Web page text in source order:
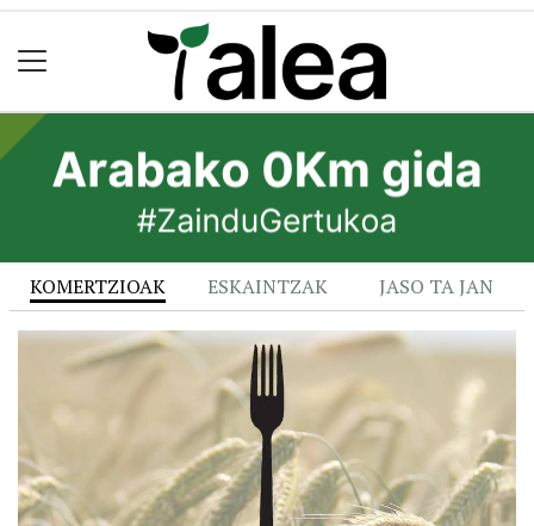
KOMERTZIOAK ESKAINTZAK JASO TA JAN